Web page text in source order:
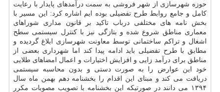
حوزه شهرسازی از شهر فروشی به سمت درآمدهای پایدار با رعایت
كامل و جامع روابط طرح تفضیلی بوده ایم اشاره كرد: این مسیر با
بخش نامه های مختلفی درباب تاكید بر قانون مداری شوراهای
معماری مناطق شروع شده و بتازگی نیز با كنترل سیستمی سطح
اشغال و تراكم ساختمانی توسط معاونت شهرسازی ابلاغ گردیده و
مطابق با طرح تفضیلی باید ادامه پیدا كند اما شهرداری بعضی از
مناطق برای درآمد زایی و افزایش اختیارات و اعمال امضاهای طلایی
خود این عوارض را به صورت دستی و بدون محاسبه سیستمی
دریافت می كند و مبنای این اقدام را بخشنامه دهم بهمن ماه سال
۱۳۹۴ می دانند در صورتیكه این بخشنامه با تصویب مصوبات مكرر